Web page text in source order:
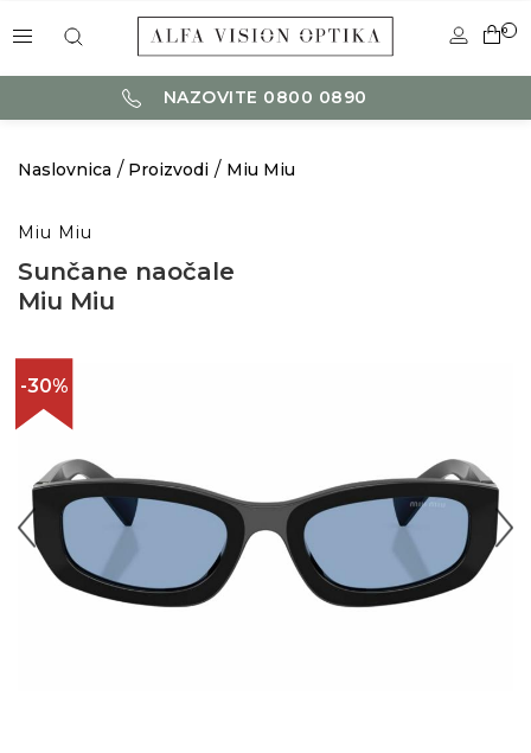
0
NAZOVITE 0800 0890
Naslovnica Proizvodi Miu Miu
Miu Miu
Sunčane naočale
Miu Miu
-30%